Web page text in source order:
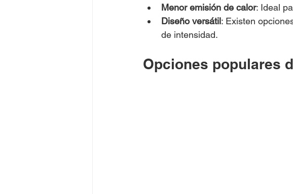
Menor emisión de calor: Ideal
Diseño versátil: Existen
de intensidad.
Opciones populares